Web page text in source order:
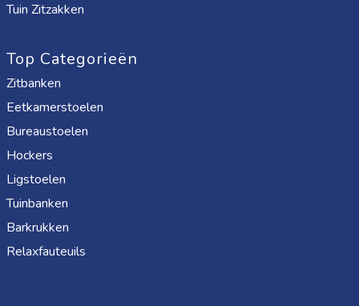
Tuin Zitzakken
Top Categorieën
Zitbanken
Eetkamerstoelen
Bureaustoelen
Hockers
Ligstoelen
Tuinbanken
Barkrukken
Relaxfauteuils